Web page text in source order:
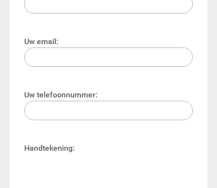
Uw email:
Uw telefoonnummer:
Handtekening: